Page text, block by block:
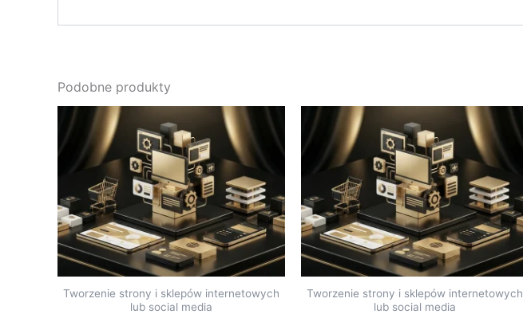
Podobne produkty
Tworzenie strony i sklepów internetowych
lub social media
Tworzenie strony i sklepów internetowych
lub social media